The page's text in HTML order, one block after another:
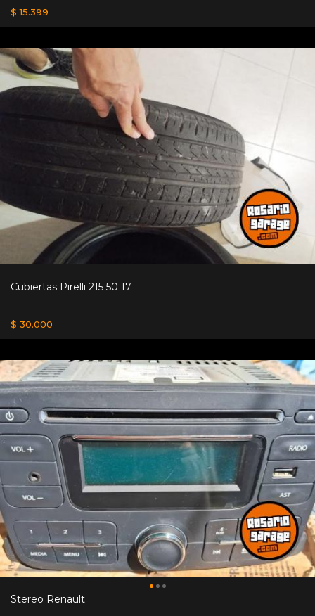
$ 15.399
Cubiertas Pirelli 215 50 17
$ 30.000
Stereo Renault